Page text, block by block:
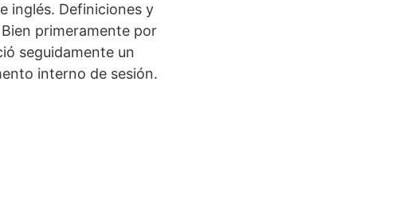
inglés. Definiciones y
primeramente por
seguidamente un
interno de sesión.